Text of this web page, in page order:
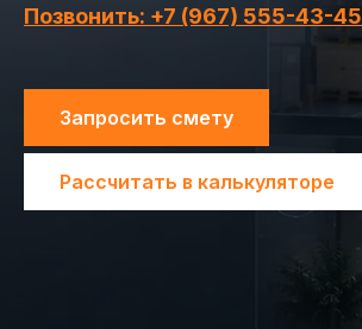
Позвонить: +7 (967) 555-43-45
Запросить смету
Рассчитать в калькуляторе